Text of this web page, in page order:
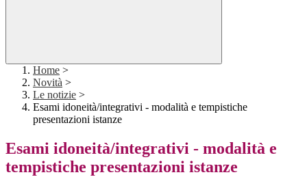
Home >
Novità >
Le notizie >
Esami idoneità/integrativi - modalità e tempistiche
presentazioni istanze
Esami idoneità/integrativi - modalità e
tempistiche presentazioni istanze